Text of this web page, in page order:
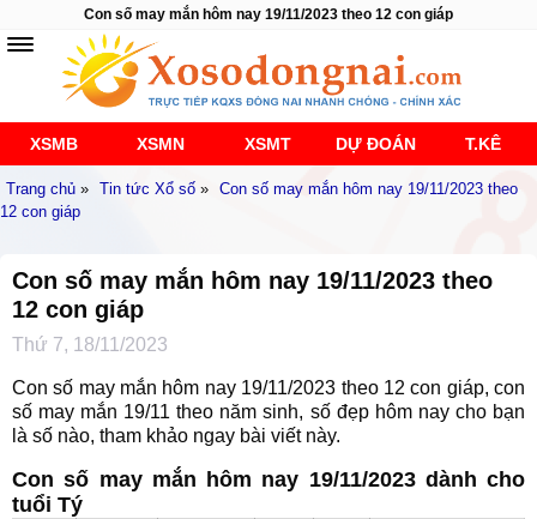
Con số may mắn hôm nay 19/11/2023 theo 12 con giáp
XSMB XSMN XSMT DỰ ĐOÁN T.KÊ
Trang chủ » Tin tức Xổ số » Con số may mắn hôm nay 19/11/2023 theo
12 con giáp
Con số may mắn hôm nay 19/11/2023 theo
12 con giáp
Thứ 7, 18/11/2023
Con số may mắn hôm nay 19/11/2023 theo 12 con giáp, con
số may mắn 19/11 theo năm sinh, số đẹp hôm nay cho bạn
là số nào, tham khảo ngay bài viết này.
Con số may mắn hôm nay 19/11/2023 dành cho
tuổi Tý